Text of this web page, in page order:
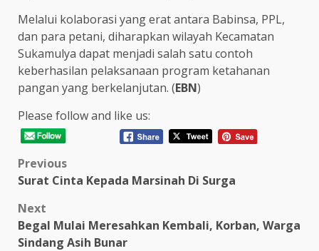
Melalui kolaborasi yang erat antara Babinsa, PPL,
dan para petani, diharapkan wilayah Kecamatan
Sukamulya dapat menjadi salah satu contoh
keberhasilan pelaksanaan program ketahanan
pangan yang berkelanjutan. (EBN)
Please follow and like us:
Post
navigation
Previous
Surat Cinta Kepada Marsinah Di Surga
Next
Begal Mulai Meresahkan Kembali, Korban, Warga
Sindang Asih Bunar